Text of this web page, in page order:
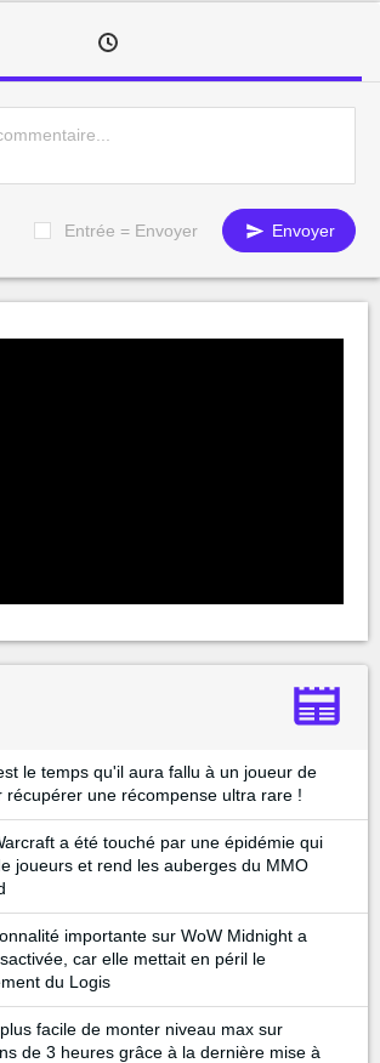
Entrée = Envoyer Envoyer
le temps qu'il aura fallu à un joueur de
récupérer une récompense ultra rare !
a été touché par une épidémie qui
joueurs et rend les auberges du MMO
importante sur WoW Midnight a
car elle mettait en péril le
du Logis
facile de monter niveau max sur
de 3 heures grâce à la dernière mise à